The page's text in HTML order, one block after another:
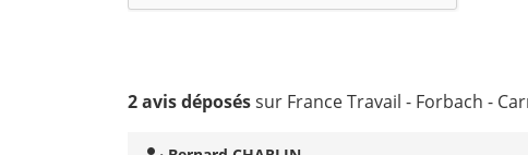
2 avis déposéssur France Travail - Forbach -